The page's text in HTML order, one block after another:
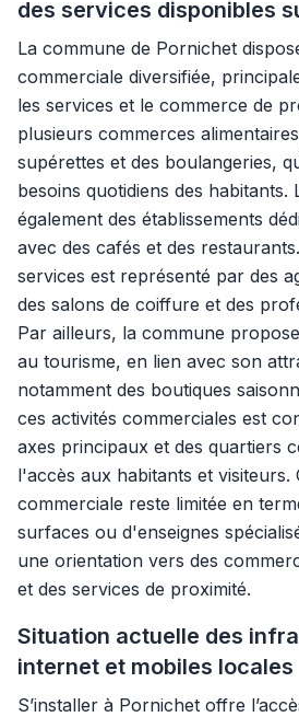
des services disponibles
La commune de Pornichet
commerciale diversifiée,
les services et le commerce de
plusieurs commerces
supérettes et des boulangeries,
besoins quotidiens des
également des établissements
avec des cafés et des
services est représenté par des
des salons de coiffure et des
Par ailleurs, la commune
au tourisme, en lien avec son
notamment des boutiques
ces activités commerciales est
axes principaux et des quartiers
l'accès aux habitants et
commerciale reste limitée en
surfaces ou d'enseignes
une orientation vers des
et des services de proximité.
Situation actuelle des
internet et mobiles locales
S’installer à Pornichet offre